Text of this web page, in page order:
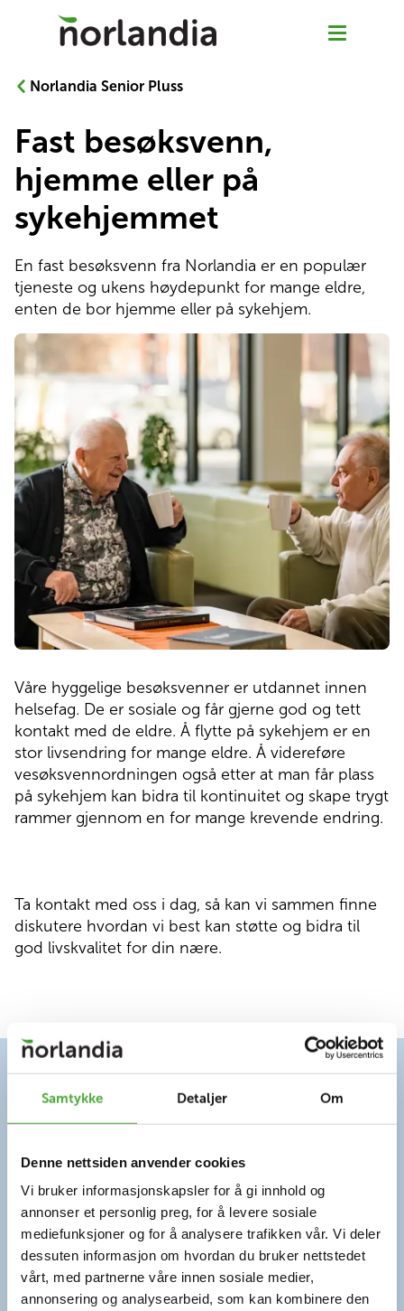
Samtykke Detaljer Om
Denne nettsiden anvender cookies
Vi bruker informasjonskapsler for å gi innhold og
annonser et personlig preg, for å levere sosiale
mediefunksjoner og for å analysere trafikken vår. Vi deler
dessuten informasjon om hvordan du bruker nettstedet
vårt, med partnerne våre innen sosiale medier,
annonsering og analysearbeid, som kan kombinere den
Om Senior Pluss
Våre tjenester
Kontakt oss
Jobb hos oss
Norlandia Senior Pluss
Fast besøksvenn,
hjemme eller på
sykehjemmet
En fast besøksvenn fra Norlandia er en populær
tjeneste og ukens høydepunkt for mange eldre,
enten de bor hjemme eller på sykehjem.
Våre hyggelige besøksvenner er utdannet innen
helsefag. De er sosiale og får gjerne god og tett
kontakt med de eldre. Å flytte på sykehjem er en
stor livsendring for mange eldre. Å videreføre
vesøksvennordningen også etter at man får plass
på sykehjem kan bidra til kontinuitet og skape trygt
rammer gjennom en for mange krevende endring.
Ta kontakt med oss i dag, så kan vi sammen finne
diskutere hvordan vi best kan støtte og bidra til
god livskvalitet for din nære.
Kontakt Norlandia Senior Pluss